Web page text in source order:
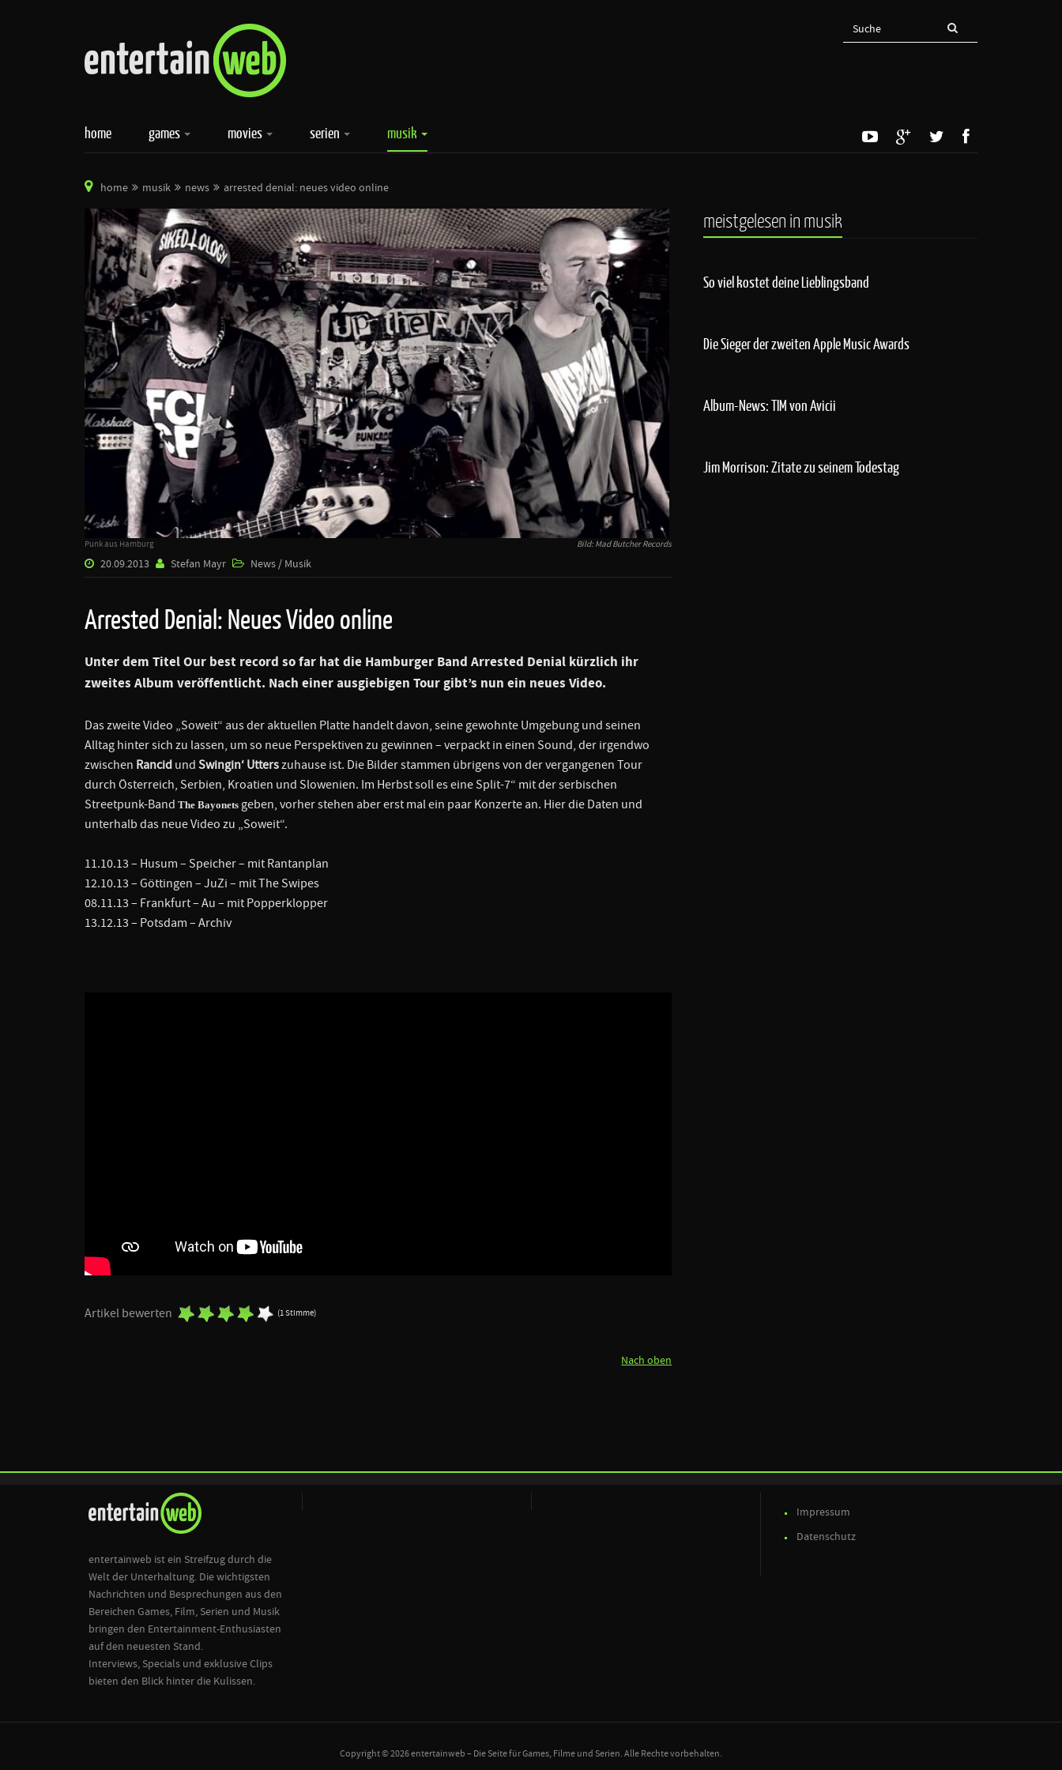
home games movies serien musik
home musik news arrested denial: neues video online
Punk aus Hamburg Bild: Mad Butcher Records
20.09.2013 Stefan Mayr News / Musik
Arrested Denial: Neues Video online
Unter dem TitelOur best record so far hat die Hamburger Band Arrested Denial kürzlich ihr
zweites Album veröffentlicht. Nach einer ausgiebigen Tour gibt’s nun ein neues Video.
Das zweite Video „Soweit“ aus der aktuellen Platte handelt davon, seine gewohnte Umgebung und seinen
Alltag hinter sich zu lassen, um so neue Perspektiven zu gewinnen – verpackt in einen Sound, der irgendwo
zwischen Rancid und Swingin‘ Utterszuhause ist. Die Bilder stammen übrigens von der vergangenen Tour
durch Österreich, Serbien, Kroatien und Slowenien. Im Herbst soll es eine Split-7“ mit der serbischen
Streetpunk-Band The Bayonets geben, vorher stehen aber erst mal ein paar Konzerte an. Hier die Daten und
unterhalb das neue Video zu „Soweit“.
11.10.13 – Husum – Speicher – mit Rantanplan
12.10.13 – Göttingen – JuZi – mit The Swipes
08.11.13 – Frankfurt – Au – mit Popperklopper
13.12.13 – Potsdam – Archiv
Artikel bewerten (1 Stimme)
Nach oben
meistgelesen in musik
So viel kostet deine Lieblingsband
Die Sieger der zweiten Apple Music Awards
Album-News: TIM von Avicii
Jim Morrison: Zitate zu seinem Todestag
entertainweb ist ein Streifzug durch die
Welt der Unterhaltung. Die wichtigsten
Nachrichten und Besprechungen aus den
Bereichen Games, Film, Serien und Musik
bringen den Entertainment-Enthusiasten
auf den neuesten Stand.
Interviews, Specials und exklusive Clips
bieten den Blick hinter die Kulissen.
Impressum
Datenschutz
Copyright © 2026 entertainweb – Die Seite für Games, Filme und Serien. Alle Rechte vorbehalten.